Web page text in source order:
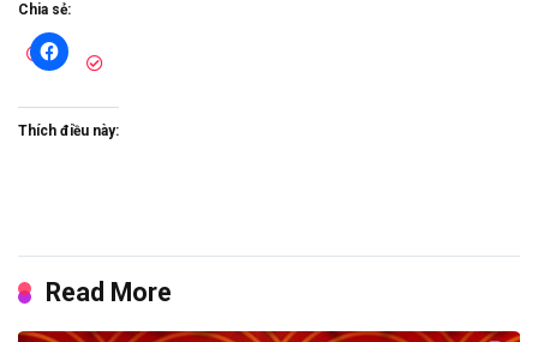
Chia sẻ:
Thích điều này:
Read More